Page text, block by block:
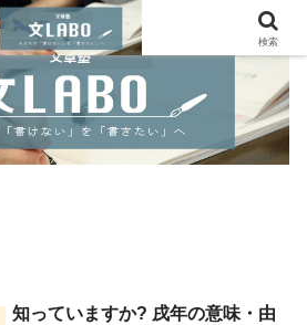
知っていますか? 戌年の意味・由
検索